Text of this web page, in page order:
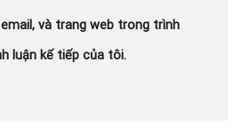
và trang web trong trình
luận kế tiếp của tôi.